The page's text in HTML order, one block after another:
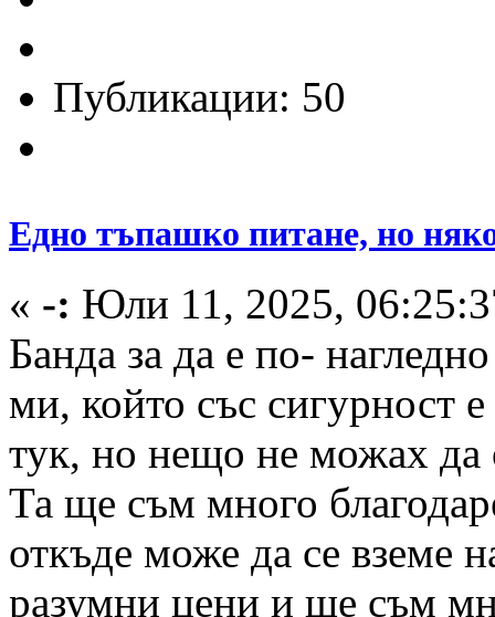
Публикации: 50
Едно тъпашко питане, но
« -: Юли 11, 2025,
Банда за да е по-
ми, който със сигурност
тук, но нещо не можах
Та ще съм много
откъде може да се вземе
разумни цени и ще съм